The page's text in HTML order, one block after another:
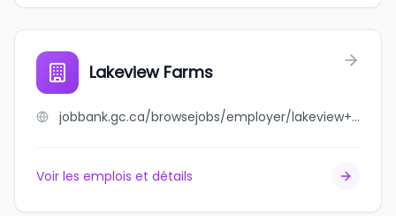
Lakeview Farms
jobbank.gc.ca/browsejobs/employer/lakeview+farms/ca
Voir les emplois et détails